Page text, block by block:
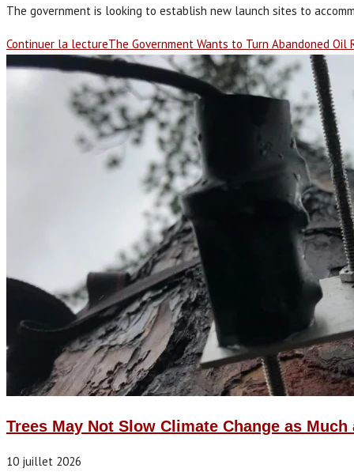
The government is looking to establish new launch sites to
Continuer la lectureThe Government Wants to Turn Abandoned Oil
Trees May Not Slow Climate Change as
10 juillet 2026